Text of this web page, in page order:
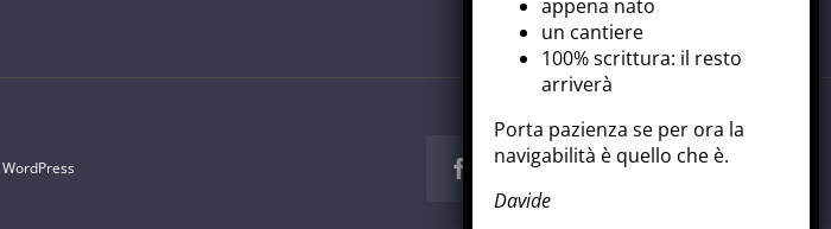
WordPress FacebookTwitter InstagramPinterest
appena nato
un cantiere
100% scrittura: il resto
arriverà
Porta pazienza se per ora la
navigabilità è quello che è.
Davide